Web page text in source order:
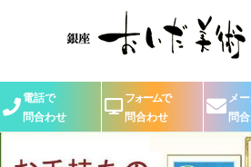
電話で
問合わせ
フォームで
問合わせ
メ
問